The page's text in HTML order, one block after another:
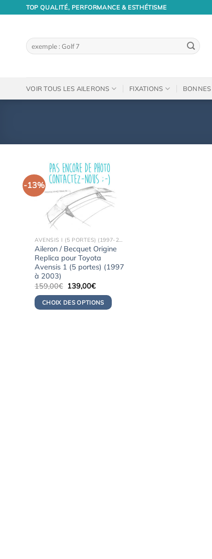
TOP QUALITÉ, PERFORMANCE & ESTHÉTISME
Recherche
pour :
VOIR TOUS LES AILERONS FIXATIONS
-13%
Aileron / Becquet Origine
Replica pour Toyota
Avensis 1 (5 portes) (1997
à 2003)
159,00€ Le
initial
était :
139,00€Le
actuel
est :
CHOIX DES OPTIONS